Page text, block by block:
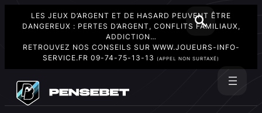
LES JEUX D’ARGENT ET DE HASARD PEUVENT ÊTRE
DANGEREUX : PERTES D’ARGENT, CONFLITS FAMILIAUX,
ADDICTION…
RETROUVEZ NOS CONSEILS SUR WWW.JOUEURS-INFO-
SERVICE.FR 09-74-75-13-13 (APPEL NON SURTAXÉ)
contenu